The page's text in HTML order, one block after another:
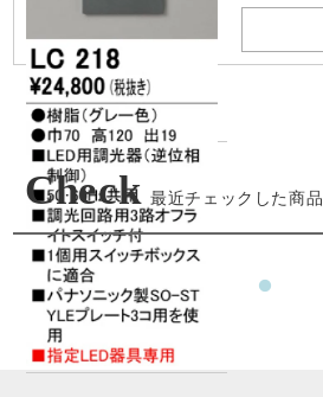
Check 最近チェックした商品